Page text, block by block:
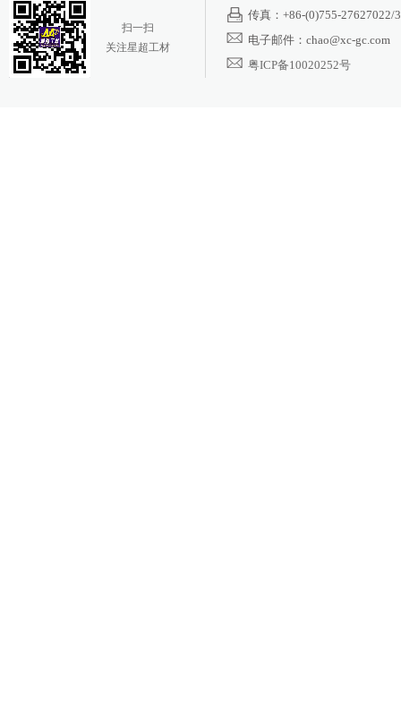
扫一扫
关注星超工材
传真：+86-(0)755-27627022/
电子邮件：chao@xc-gc.com
粤ICP备10020252号